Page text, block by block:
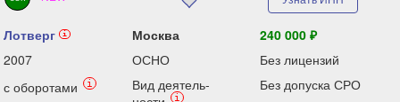
Лотверг i Москва
240 000 ₽
2007
ОСНО
Без лицензий
с оборотами
i
Вид деятель-
i
Без допуска СРО